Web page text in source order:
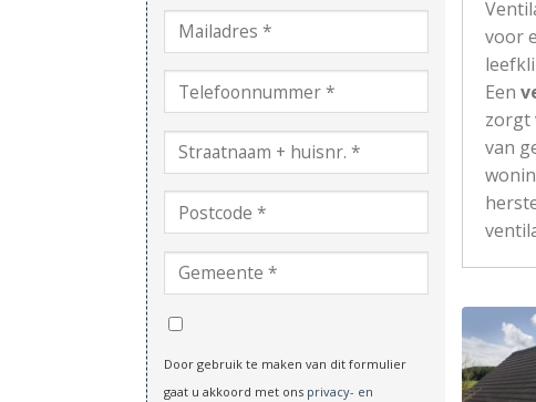
Door gebruik te maken van dit formulier
gaat u akkoord met ons privacy- en
voor
Een
zorgt
van